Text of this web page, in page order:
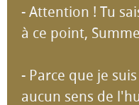
- Attention ! Tu
à ce point,
- Parce que je
aucun sens de